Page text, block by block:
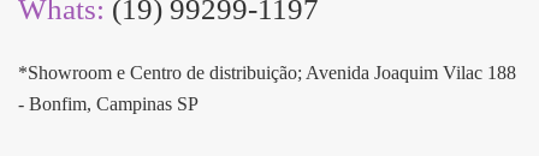
Whats: (19) 99299-1197
*Showroom e Centro de distribuição; Avenida Joaquim Vilac 188
- Bonfim, Campinas SP